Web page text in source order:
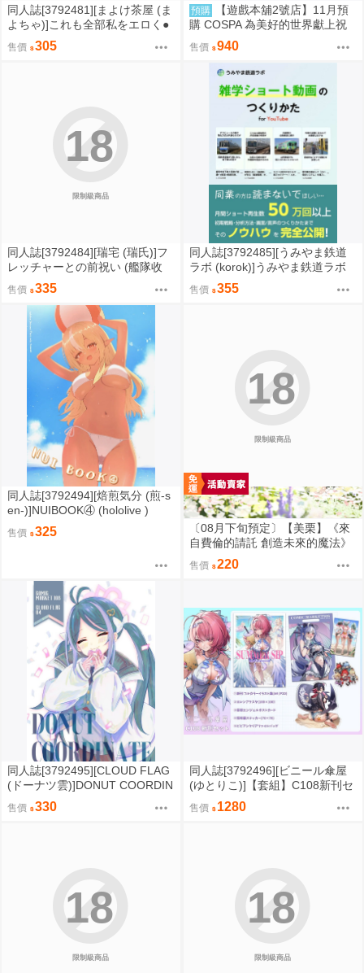
同人誌[3792481][まよけ茶屋 (ま
よちゃ)]これも全部私をエロく●
●したかほちゃんが悪いんだから
ね (其他)
售價 305
預購
【遊戲本舖2號店】11月預
購 COSPA 為美好的世界獻上祝
福！ 點仔 刺繡T恤 黑/紅 2款分售
0822
售價 940
限制級商品
18
同人誌[3792484][瑞宅 (瑞氏)]フ
レッチャーとの前祝い (艦隊收
售價 335
同人誌[3792485][うみやま鉄道
ラボ (korok)]うみやま鉄道ラボ
雑学ショート動画のつくりかた
(鐵道)
售價 355
同人誌[3792494][焙煎気分 (煎‐s
en‐)]NUIBOOK④ (hololive )
售價 325
限制級商品
18
〔08月下旬預定〕【美栗】《來
自費倫的請託 創造未來的魔法》
B5/32P黑白內頁/繁體中文/無修
正⬢黑市兔－心動大鳥團 (parod
售價 220
同人誌[3792495][CLOUD FLAG
(ドーナツ雲)]DONUT COORDIN
ATE (蔚藍檔案)
售價 330
同人誌[3792496][ビニール傘屋
(ゆとりこ)]【套組】C108新刊セ
ット (絕區零)
售價 1280
限制級商品
18
限制級商品
18